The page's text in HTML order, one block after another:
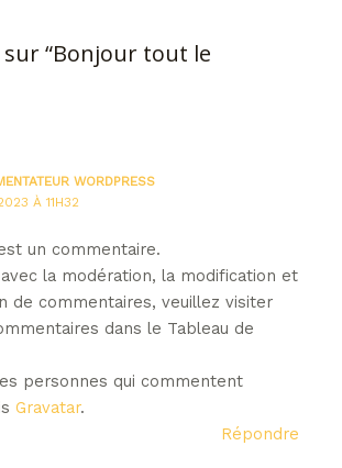
“Bonjour tout le
WORDPRESS
À 11H32
un commentaire.
la modération, la modification et
de commentaires, veuillez visiter
dans le Tableau de
personnes qui commentent
Gravatar.
Répondre